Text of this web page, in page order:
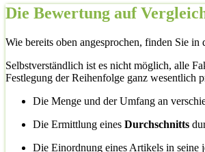
Die Bewertung auf
Wie bereits oben angesprochen, finden Sie
Selbstverständlich ist es nicht möglich, alle
Festlegung der Reihenfolge ganz wesentlich
Die Menge und der Umfang an
Die Ermittlung eines Durchschnitts
Die Einordnung eines Artikels in seine